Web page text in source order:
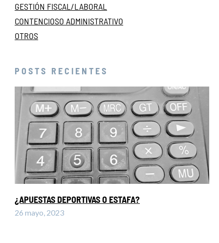
GESTIÓN FISCAL/LABORAL
CONTENCIOSO ADMINISTRATIVO
OTROS
POSTS RECIENTES
¿APUESTAS DEPORTIVAS O ESTAFA?
26 mayo, 2023